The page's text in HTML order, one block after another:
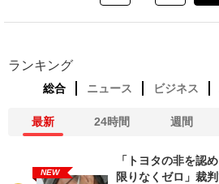
ランキング
総合 ニュース ビジネス
最新 24時間 週間
NEW
「トヨタの非を認
限りなくゼロ」裁